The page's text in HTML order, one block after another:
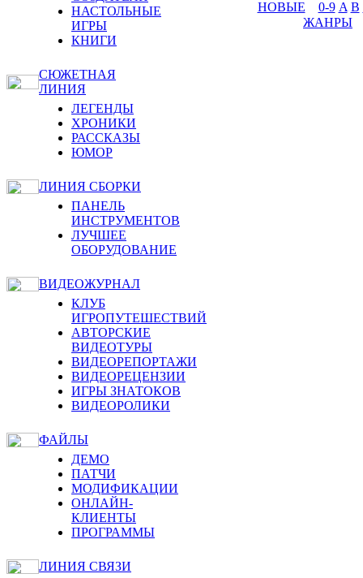
НАСТОЛЬНЫЕ
ИГРЫ
КНИГИ
СЮЖЕТНАЯ
ЛИНИЯ
ЛЕГЕНДЫ
ХРОНИКИ
РАССКАЗЫ
ЮМОР
ЛИНИЯ СБОРКИ
ПАНЕЛЬ
ИНСТРУМЕНТОВ
ЛУЧШЕЕ
ОБОРУДОВАНИЕ
ВИДЕОЖУРНАЛ
КЛУБ
ИГРОПУТЕШЕСТВИЙ
АВТОРСКИЕ
ВИДЕОТУРЫ
ВИДЕОРЕПОРТАЖИ
ВИДЕОРЕЦЕНЗИИ
ИГРЫ ЗНАТОКОВ
ВИДЕОРОЛИКИ
ФАЙЛЫ
ДЕМО
ПАТЧИ
МОДИФИКАЦИИ
ОНЛАЙН-
КЛИЕНТЫ
ПРОГРАММЫ
ЛИНИЯ СВЯЗИ
НОВЫЕ
0-9 A B
ЖАНРЫ